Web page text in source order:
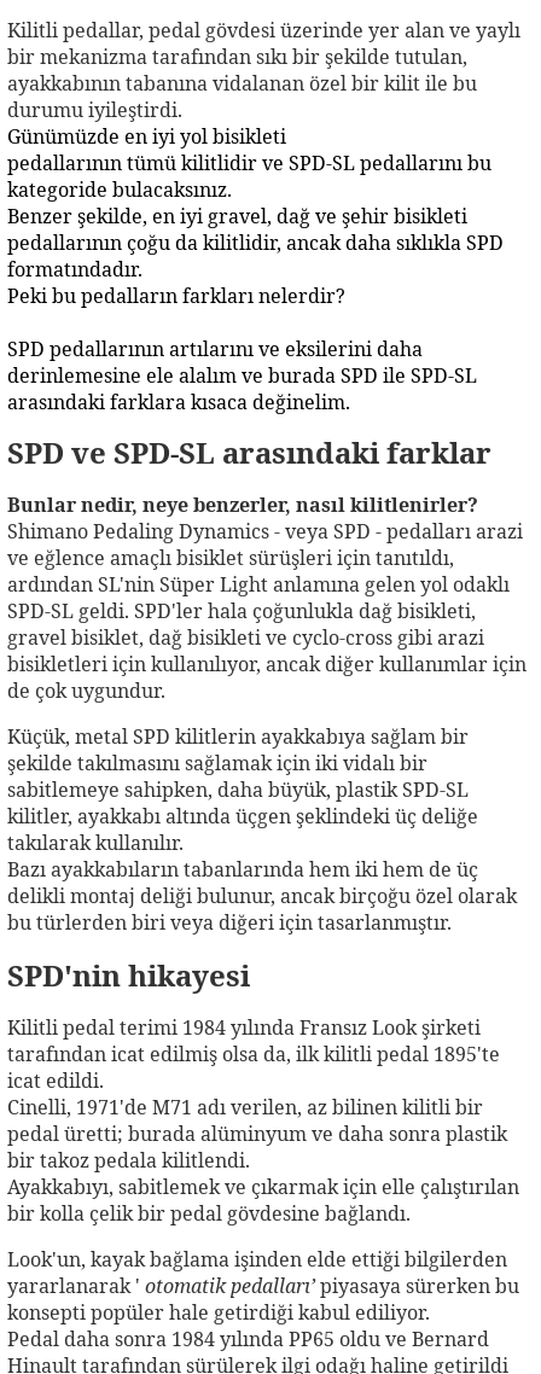
Kilitli pedallar, pedal gövdesi üzerinde yer alan ve yaylı
bir mekanizma tarafından sıkı bir şekilde tutulan,
ayakkabının tabanına vidalanan özel bir kilit ile bu
durumu iyileştirdi.
Günümüzde en iyi yol bisikleti
pedallarınıntümü kilitlidir ve SPD-SL pedallarını bu
kategoride bulacaksınız.
Benzer şekilde, en iyi gravel, dağ ve şehir bisikleti
pedallarınınçoğu da kilitlidir, ancak daha sıklıkla SPD
formatındadır.
Peki bu pedalların farkları nelerdir?
SPD pedallarınınartılarını ve eksilerini daha
derinlemesine ele alalım ve burada SPD ile SPD-SL
arasındaki farklara kısaca değinelim.
SPD ve SPD-SL arasındaki farklar
Bunlar nedir, neye benzerler, nasıl kilitlenirler?
Shimano Pedaling Dynamics - veya SPD - pedalları arazi
ve eğlence amaçlı bisiklet sürüşleri için tanıtıldı,
ardından SL'nin Süper Light anlamına gelen yol odaklı
SPD-SL geldi. SPD'ler hala çoğunlukla dağ bisikleti,
gravel bisiklet, dağ bisikleti ve cyclo-cross gibi arazi
bisikletleri için kullanılıyor, ancak diğer kullanımlar için
de çok uygundur.
Küçük, metal SPD kilitlerin ayakkabıya sağlam bir
şekilde takılmasını sağlamak için iki vidalı bir
sabitlemeye sahipken, daha büyük, plastik SPD-SL
kilitler, ayakkabı altında üçgen şeklindeki üç deliğe
takılarak kullanılır.
Bazı ayakkabıların tabanlarında hem iki hem de üç
delikli montaj deliği bulunur, ancak birçoğu özel olarak
bu türlerden biri veya diğeri için tasarlanmıştır.
SPD'nin hikayesi
Kilitli pedal terimi 1984 yılında Fransız Look şirketi
tarafından icat edilmiş olsa da, ilk kilitli pedal 1895'te
icat edildi.
Cinelli, 1971'de M71 adı verilen, az bilinen kilitli bir
pedal üretti; burada alüminyum ve daha sonra plastik
bir takoz pedala kilitlendi.
Ayakkabıyı, sabitlemek ve çıkarmak için elle çalıştırılan
bir kolla çelik bir pedal gövdesine bağlandı.
Look'un, kayak bağlama işinden elde ettiği bilgilerden
yararlanarak ' otomatik pedalları’piyasaya sürerken bu
konsepti popüler hale getirdiği kabul ediliyor.
Pedal daha sonra 1984 yılında PP65 oldu ve Bernard
Hinault tarafından sürülerek ilgi odağı haline getirildi